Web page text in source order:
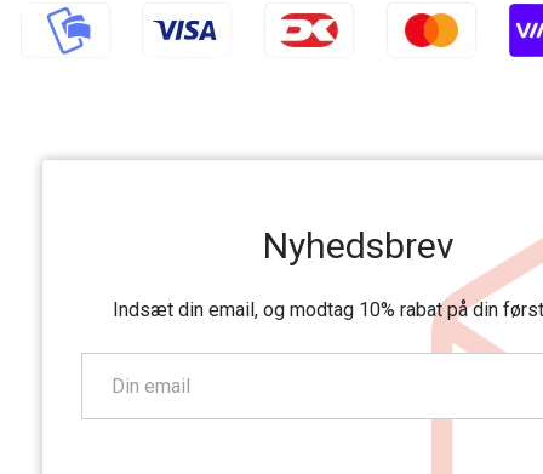
Nyhedsbrev
Indsæt din email, og modtag 10% rabat på din